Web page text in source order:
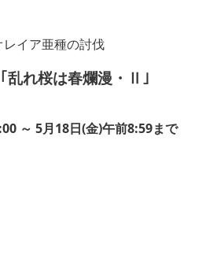
イア亜種の討伐
乱れ桜は春爛漫・Ⅱ｣
～ 5月18日(金)午前8:59まで